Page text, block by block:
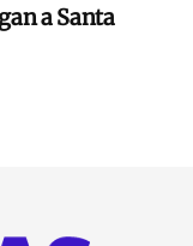
a Santa